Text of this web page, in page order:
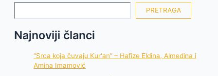
PRETRAGA
Najnoviji članci
“Srca koja čuvaju Kur'an” – Hafize Eldina, Almedina i
Amina Imamović